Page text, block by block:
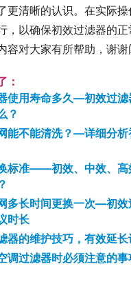
更清晰的认识。在实际
，以确保初效过滤器的
容对大家有所帮助，谢谢
：
使用寿命多久—初效过滤
？
能不能清洗？—详细分析
标准——初效、中效、高
多长时间更换一次—初效
时长
器的维护技巧，有效延
调过滤器时必须注意的事